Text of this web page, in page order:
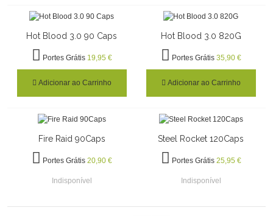
Hot Blood 3.0 90 Caps
Portes Grátis 19,95 €
Adicionar ao Carrinho
Hot Blood 3.0 820G
Portes Grátis 35,90 €
Adicionar ao Carrinho
Fire Raid 90Caps
Portes Grátis 20,90 €
Indisponível
Steel Rocket 120Caps
Portes Grátis 25,95 €
Indisponível